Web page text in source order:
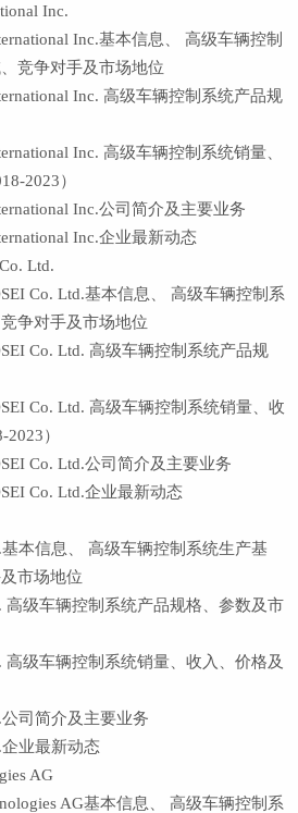
Inc.
Inc.基本信息、 高级车辆控制
竞争对手及市场地位
Inc. 高级车辆控制系统产品规
Inc. 高级车辆控制系统销量、
2023）
Inc.公司简介及主要业务
Inc.企业最新动态
Ltd.
Co. Ltd.基本信息、 高级车辆控制系
争对手及市场地位
Co. Ltd. 高级车辆控制系统产品规
Co. Ltd. 高级车辆控制系统销量、收
）
Co. Ltd.公司简介及主要业务
Co. Ltd.企业最新动态
信息、 高级车辆控制系统生产基
市场地位
级车辆控制系统产品规格、参数及市
车辆控制系统销量、收入、价格及
司简介及主要业务
业最新动态
AG
AG基本信息、 高级车辆控制系